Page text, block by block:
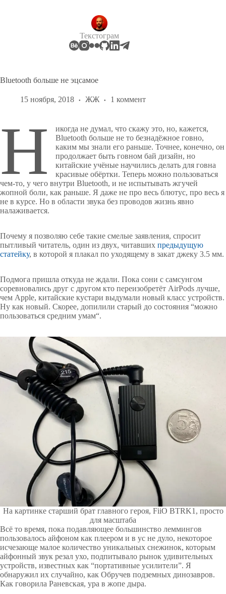
Текстограм
Bluetooth больше не эцсамое
15 ноября, 2018 ЖЖ 1 коммент
Н
икогда не думал, что скажу это, но, кажется,
Bluetooth больше не то безнадёжное говно,
каким мы знали его раньше. Точнее, конечно, он
продолжает быть говном бай дизайн, но
китайские учёные научились делать для говна
красивые обёртки. Теперь можно пользоваться
чем-то, у чего внутри Bluetooth, и не испытывать жгучей
жопной боли, как раньше. Я даже не про весь блютус, про весь я
не в курсе. Но в области звука без проводов жизнь явно
налаживается.
Почему я позволяю себе такие смелые заявления, спросит
пытливый читатель, один из двух, читавших предыдущую
статейку, в которой я плакал по уходящему в закат джеку 3.5 мм.
Подмога пришла откуда не ждали. Пока сони с самсунгом
соревновались друг с другом кто переизобретёт AirPods лучше,
чем Apple, китайские кустари выдумали новый класс устройств.
Ну как новый. Скорее, допилили старый до состояния “можно
пользоваться средним умам“.
На картинке старший брат главного героя, FiiO BTRK1, просто
для масштаба
Всё то время, пока подавляющее большинство леммингов
пользовалось айфоном как плеером и в ус не дуло, некоторое
исчезающе малое количество уникальных снежинок, которым
айфонный звук резал ухо, подпитывало рынок удивительных
устройств, известных как “портативные усилители”. Я
обнаружил их случайно, как Обручев подземных динозавров.
Как говорила Раневская, ура в жопе дыра.